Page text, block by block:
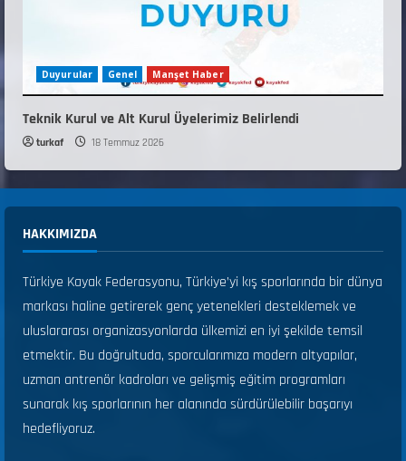
Duyurular Genel Manşet Haber
Teknik Kurul ve Alt Kurul Üyelerimiz Belirlendi
turkaf 18 Temmuz 2026
HAKKIMIZDA
Türkiye Kayak Federasyonu, Türkiye’yi kış sporlarında bir dünya
markası haline getirerek genç yetenekleri desteklemek ve
uluslararası organizasyonlarda ülkemizi en iyi şekilde temsil
etmektir. Bu doğrultuda, sporcularımıza modern altyapılar,
uzman antrenör kadroları ve gelişmiş eğitim programları
sunarak kış sporlarının her alanında sürdürülebilir başarıyı
hedefliyoruz.